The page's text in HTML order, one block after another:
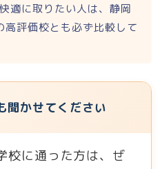
適に取りたい人は、静岡
評価校とも必ず比較して
聞かせてください
校に通った方は、ぜ